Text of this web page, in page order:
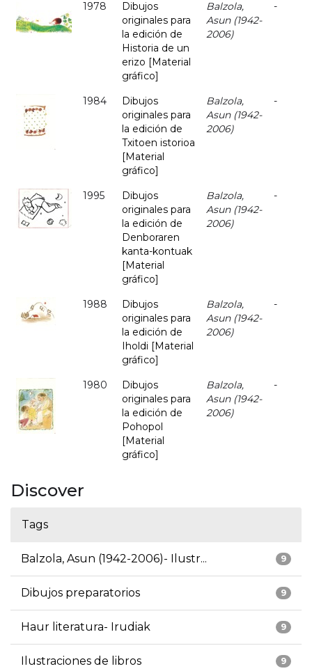
1978
Dibujos
originales para
la edición de
Historia de un
erizo [Material
gráfico]
Balzola,
Asun (1942-
2006)
-
1984
Dibujos
originales para
la edición de
Txitoen istorioa
[Material
gráfico]
Balzola,
Asun (1942-
2006)
-
1995
Dibujos
originales para
la edición de
Denboraren
kanta-kontuak
[Material
gráfico]
Balzola,
Asun (1942-
2006)
-
1988
Dibujos
originales para
la edición de
Iholdi [Material
gráfico]
Balzola,
Asun (1942-
2006)
-
1980
Dibujos
originales para
la edición de
Pohopol
[Material
gráfico]
Balzola,
Asun (1942-
2006)
-
Discover
Tags
9
Balzola, Asun (1942-2006)- Ilustr...
9
Dibujos preparatorios
9
Haur literatura- Irudiak
9
Ilustraciones de libros